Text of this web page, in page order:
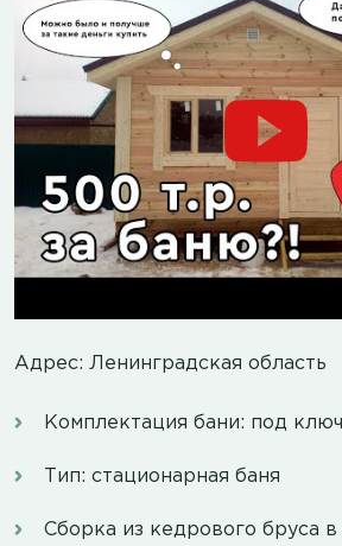
Адрес: Ленинградская область
Комплектация бани: под ключ
Тип: стационарная баня
Сборка из кедрового бруса в